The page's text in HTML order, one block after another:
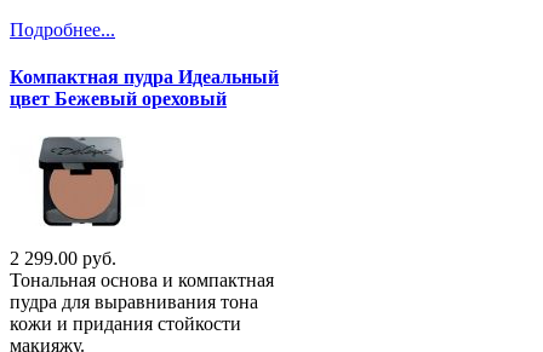
Подробнее...
Компактная пудра Идеальный
цвет Бежевый ореховый
2 299.00 руб.
Тональная основа и компактная
пудра для выравнивания тона
кожи и придания стойкости
макияжу.